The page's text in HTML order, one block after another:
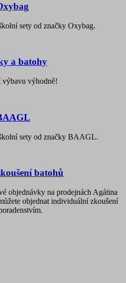
sety od značky Oxybag.
a batohy
výbavu výhodně!
sety od značky BAAGL.
batohů
objednávky na prodejnách Agátina
objednat individuální zkoušení